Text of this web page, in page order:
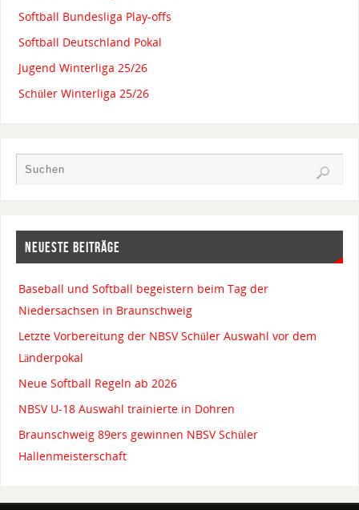
Softball Bundesliga Play-offs
Softball Deutschland Pokal
Jugend Winterliga 25/26
Schüler Winterliga 25/26
NEUESTE BEITRÄGE
Baseball und Softball begeistern beim Tag der
Niedersachsen in Braunschweig
Letzte Vorbereitung der NBSV Schüler Auswahl vor dem
Länderpokal
Neue Softball Regeln ab 2026
NBSV U-18 Auswahl trainierte in Dohren
Braunschweig 89ers gewinnen NBSV Schüler
Hallenmeisterschaft